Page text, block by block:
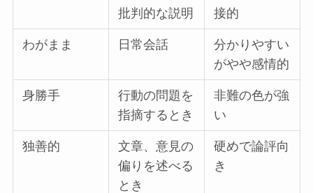
批判的な説明
接的
わがまま 日常会話
分かりやすい
がやや感情的
身勝手
行動の問題を
指摘するとき
非難の色が強
い
独善的
文章、意見の
偏りを述べる
とき
硬めで論評向
き